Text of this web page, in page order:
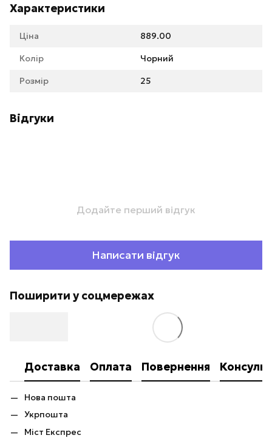
Характеристики
Ціна 889.00
Колір Чорний
Розмір 25
Відгуки
Додайте перший відгук
Написати відгук
Поширити у соцмережах
Доставка Оплата Повернення
Нова пошта
Укрпошта
Міст Експрес